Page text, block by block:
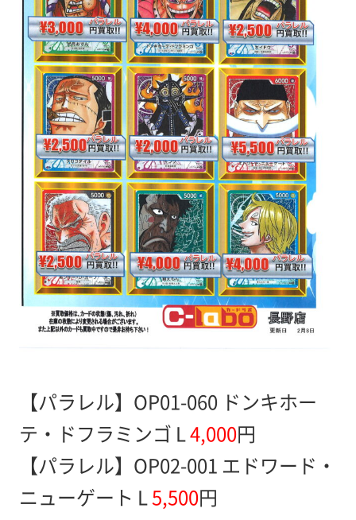
【パラレル】OP01-060 ドンキホー
テ・ドフラミンゴ L4,000円
【パラレル】OP02-001 エドワード・
ニューゲート L5,500円